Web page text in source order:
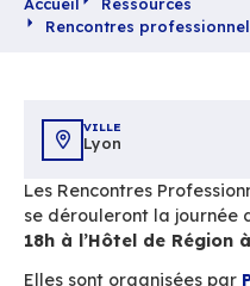
Accueil
Ressources
Rencontres